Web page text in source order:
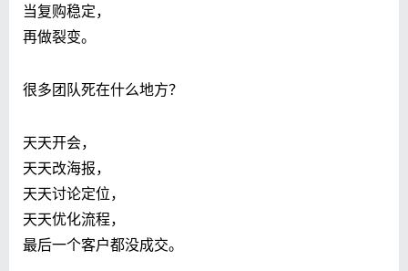
当复购稳定，
再做裂变。
很多团队死在什么地方？
天天开会，
天天改海报，
天天讨论定位，
天天优化流程，
最后一个客户都没成交。